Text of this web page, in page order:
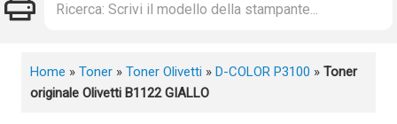
Home » Toner » Toner Olivetti » D-COLOR P3100 » Toner
originale Olivetti B1122 GIALLO